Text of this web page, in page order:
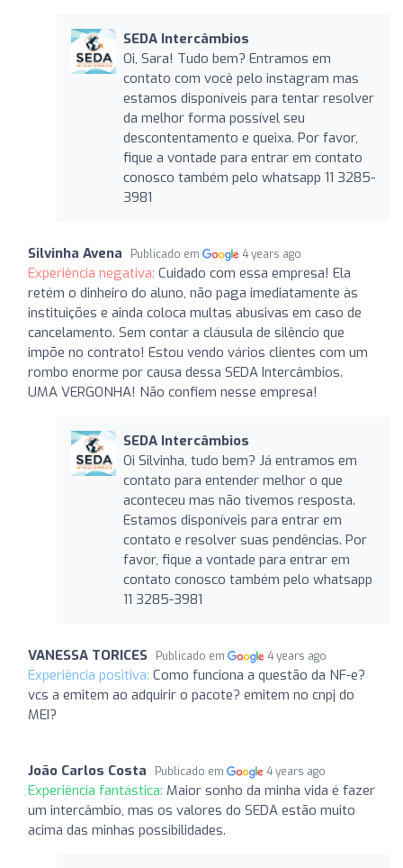
SEDA Intercâmbios
Oi, Sara! Tudo bem? Entramos em
contato com você pelo instagram mas
estamos disponíveis para tentar resolver
da melhor forma possível seu
descontentamento e queixa. Por favor,
fique a vontade para entrar em contato
conosco também pelo whatsapp 11 3285-
3981
Silvinha Avena Publicado em 4 years ago
Experiência negativa: Cuidado com essa empresa! Ela
retém o dinheiro do aluno, não paga imediatamente às
instituições e ainda coloca multas abusivas em caso de
cancelamento. Sem contar a cláusula de silêncio que
impõe no contrato! Estou vendo vários clientes com um
rombo enorme por causa dessa SEDA Intercâmbios.
UMA VERGONHA! Não confiem nesse empresa!
SEDA Intercâmbios
Oi Silvinha, tudo bem? Já entramos em
contato para entender melhor o que
aconteceu mas não tivemos resposta.
Estamos disponíveis para entrar em
contato e resolver suas pendências. Por
favor, fique a vontade para entrar em
contato conosco também pelo whatsapp
11 3285-3981
VANESSA TORICES Publicado em 4 years ago
Experiência positiva: Como funciona a questão da NF-e?
vcs a emitem ao adquirir o pacote? emitem no cnpj do
MEI?
João Carlos Costa Publicado em 4 years ago
Experiência fantástica: Maior sonho da minha vida é fazer
um intercâmbio, mas os valores do SEDA estão muito
acima das minhas possibilidades.